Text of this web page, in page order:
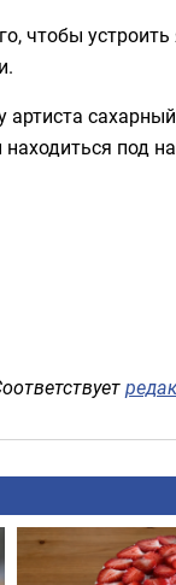
чтобы устроить
под